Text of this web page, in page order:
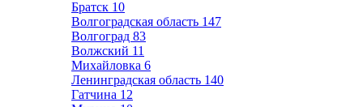
Братск 10
Волгоградская область 147
Волгоград 83
Волжский 11
Михайловка 6
Ленинградская область 140
Гатчина 12